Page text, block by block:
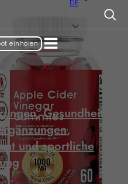
DE
einholen
,Gesundheits-
,
und sportliche